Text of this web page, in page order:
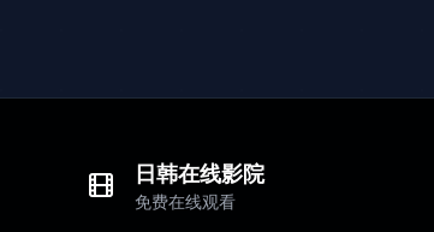
日韩在线影院
免费在线观看